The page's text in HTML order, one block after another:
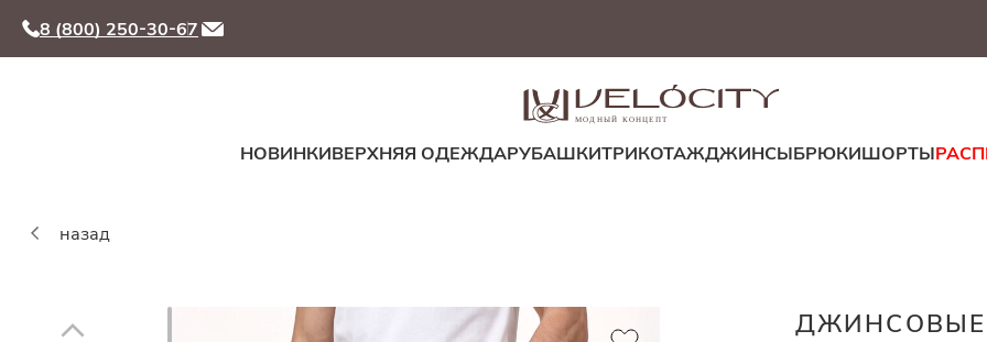
8 (800) 250-30-67
МОДНЫЙ КОНЦЕПТ
НОВИНКИВЕРХНЯЯ ОДЕЖДАРУБАШКИТРИКОТАЖДЖИНСЫБРЮКИШОРТЫ
назад